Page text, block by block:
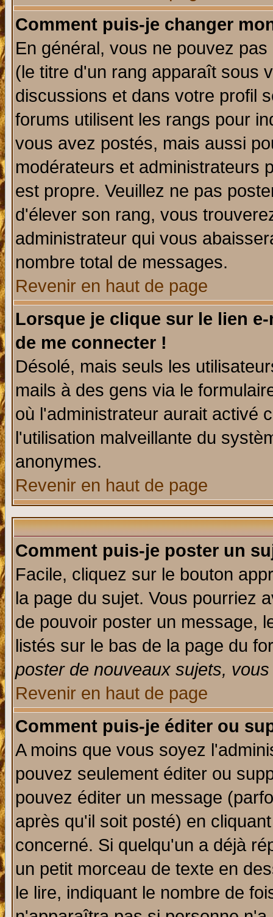
Comment puis-je changer
En général, vous ne pouvez
(le titre d'un rang apparaît sous
discussions et dans votre profil
forums utilisent les rangs pour
vous avez postés, mais aussi
modérateurs et administrateurs
est propre. Veuillez ne pas
d'élever son rang, vous
administrateur qui vous
nombre total de messages.
Revenir en haut de page
Lorsque je clique sur le lien
de me connecter !
Désolé, mais seuls les
mails à des gens via le
où l'administrateur aurait activé
l'utilisation malveillante du
anonymes.
Revenir en haut de page
Comment puis-je poster un
Facile, cliquez sur le bouton
la page du sujet. Vous pourriez
de pouvoir poster un message,
listés sur le bas de la page du
poster de nouveaux sujets,
Revenir en haut de page
Comment puis-je éditer ou
A moins que vous soyez
pouvez seulement éditer ou
pouvez éditer un message
après qu'il soit posté) en
concerné. Si quelqu'un a déjà
un petit morceau de texte en
le lire, indiquant le nombre de